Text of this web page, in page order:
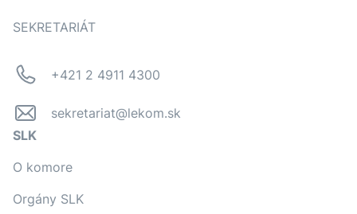
SEKRETARIÁT
+421 2 4911 4300
sekretariat@lekom.sk
SLK
O komore
Orgány SLK